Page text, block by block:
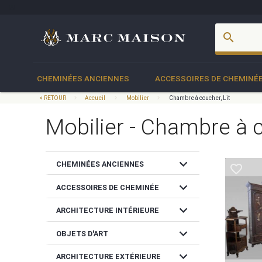
search
CHEMINÉES ANCIENNES ACCESSOIRES DE
< RETOUR Accueil Mobilier Chambre à coucher, Lit
Mobilier - Chambre à
CHEMINÉES ANCIENNES expand_more
ACCESSOIRES DE CHEMINÉE expand_more
ARCHITECTURE INTÉRIEURE expand_more
OBJETS D'ART expand_more
ARCHITECTURE EXTÉRIEURE expand_more
favorite_border